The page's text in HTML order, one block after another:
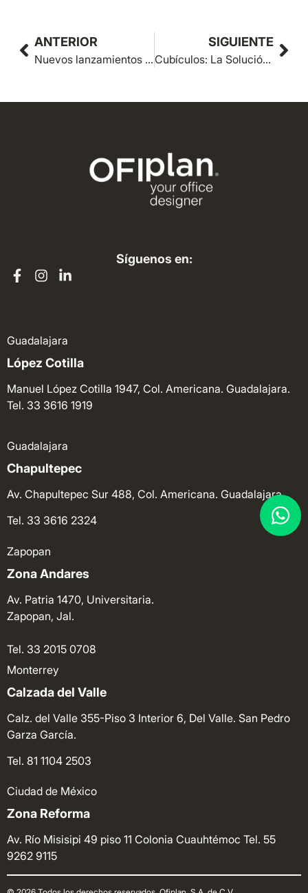
ANTERIOR
Nuevos lanzamientos sillas Malla Ofiplan
SIGUIENTE
Cubículos: La Solución Innovadora para Espacios de Trabajo
Síguenos en:
Guadalajara
López Cotilla
Manuel López Cotilla 1947, Col. Americana. Guadalajara.
Tel. 33 3616 1919
Guadalajara
Chapultepec
Av. Chapultepec Sur 488, Col. Americana. Guadalajara.
Tel. 33 3616 2324
Zapopan
Zona Andares
Av. Patria 1470, Universitaria.
Zapopan, Jal.
Tel. 33 2015 0708
Monterrey
Calzada del Valle
Calz. del Valle 355-Piso 3 Interior 6, Del Valle. San Pedro
Garza García.
Tel. 81 1104 2503
Ciudad de México
Zona Reforma
Av. Río Misisipi 49 piso 11 Colonia Cuauhtémoc Tel. 55
9262 9115